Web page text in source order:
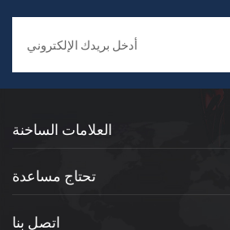
العلامات الساخنة
تحتاج مساعدة
اتصل بنا